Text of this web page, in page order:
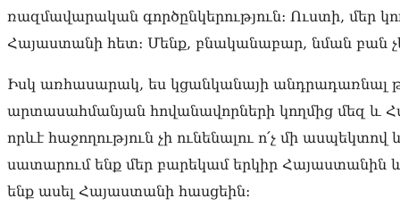
ռազմավարական գործընկերություն։ Ուստի, մեր
Հայաստանի հետ։ Մենք, բնականաբար, նման բան
Իսկ առհասարակ, ես կցանկանայի անդրադառնալ
արտասահմանյան հովանավորների կողմից մեզ և
որևէ հաջողություն չի ունենալու ո՛չ մի ասպեկտով
սատարում ենք մեր բարեկամ երկիր Հայաստանին
ենք ասել Հայաստանի հասցեին։